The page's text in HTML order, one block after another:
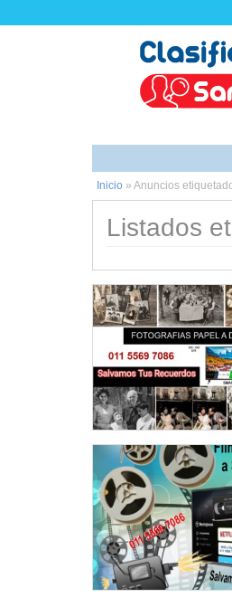
Inicio » Anuncios
Listados